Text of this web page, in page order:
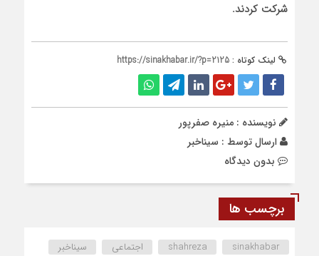
شرکت کردند.
لینک کوتاه : https://sinakhabar.ir/?p=2125
نویسنده : منیره صفرپور
ارسال توسط : سیناخبر
بدون دیدگاه
برچسب ها
shahreza sinakhabar اجتماعی
سیناخبر